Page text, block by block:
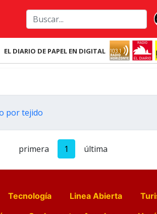
EL DIARIO DE PAPEL EN DIGITAL
por tejido
primera 1 última
Tecnología Linea Abierta